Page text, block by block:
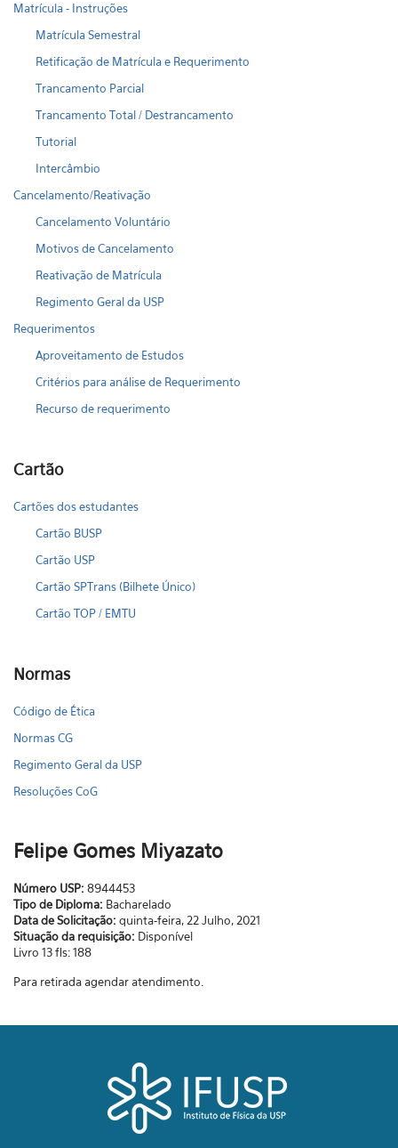
Matrícula - Instruções
Matrícula Semestral
Retificação de Matrícula e Requerimento
Trancamento Parcial
Trancamento Total / Destrancamento
Tutorial
Intercâmbio
Cancelamento/Reativação
Cancelamento Voluntário
Motivos de Cancelamento
Reativação de Matrícula
Regimento Geral da USP
Requerimentos
Aproveitamento de Estudos
Critérios para análise de Requerimento
Recurso de requerimento
Cartão
Cartões dos estudantes
Cartão BUSP
Cartão USP
Cartão SPTrans (Bilhete Único)
Cartão TOP / EMTU
Normas
Código de Ética
Normas CG
Regimento Geral da USP
Resoluções CoG
Felipe Gomes Miyazato
Número USP: 8944453
Tipo de Diploma: Bacharelado
Data de Solicitação: quinta-feira, 22 Julho, 2021
Situação da requisição: Disponível
Livro 13 fls: 188
Para retirada agendar atendimento.